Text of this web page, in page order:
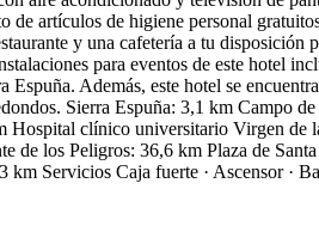
artículos de higiene personal
y una cafetería a tu
para eventos de este hotel
Además, este hotel se
Sierra Espuña: 3,1 km
clínico universitario Virgen
los Peligros: 36,6 km Plaza de
km Servicios Caja fuerte · Ascensor ·